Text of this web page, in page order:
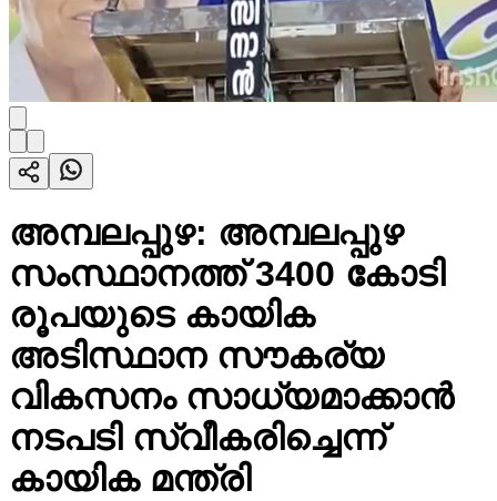
അമ്പലപ്പുഴ: അമ്പലപ്പുഴ
സംസ്ഥാനത്ത് 3400 കോടി
രൂപയുടെ കായിക
അടിസ്ഥാന സൗകര്യ
വികസനം സാധ്യമാക്കാൻ
നടപടി സ്വീകരിച്ചെന്ന്
കായിക മന്ത്രി